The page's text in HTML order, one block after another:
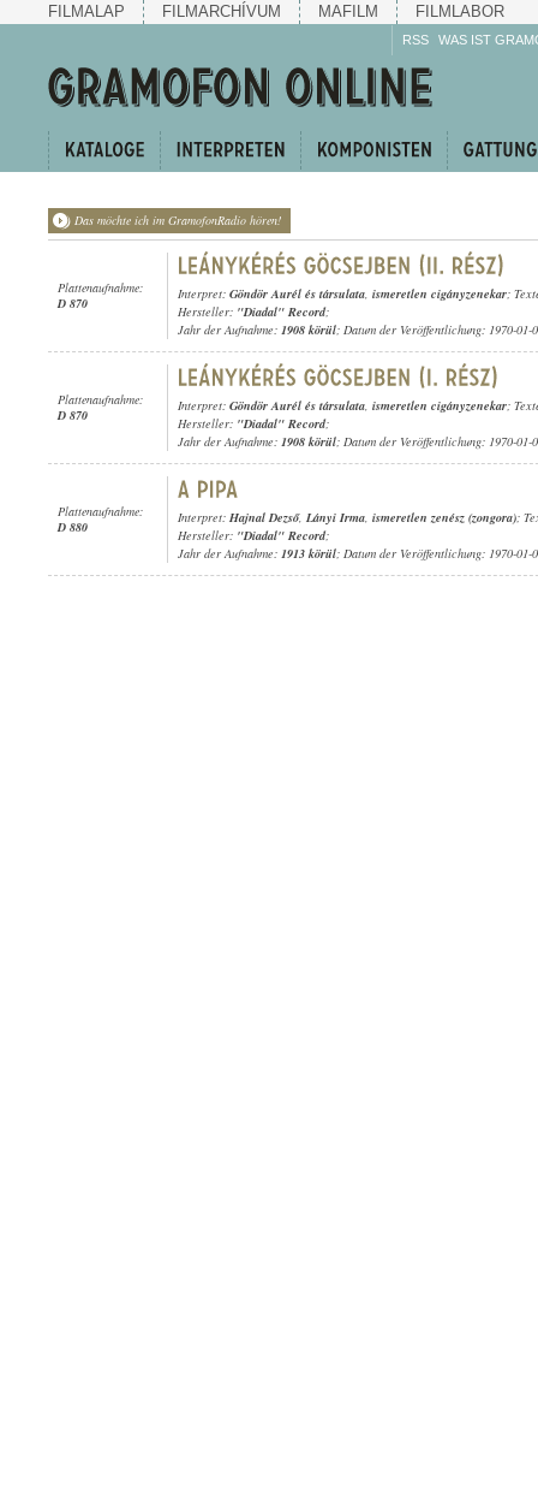
FILMALAP FILMARCHÍVUM MAFILM FILMLABOR
RSS WAS IST
Das möchte ich im GramofonRadio hören!
Plattenaufnahme:
D 870
Interpret: Göndör Aurél és társulata, ismeretlen cigányzenekar;
Hersteller: "Diadal" Record;
Jahr der Aufnahme: 1908 körül; Datum der Veröffentlichung: 1970-01-
Plattenaufnahme:
D 870
Interpret: Göndör Aurél és társulata, ismeretlen cigányzenekar;
Hersteller: "Diadal" Record;
Jahr der Aufnahme: 1908 körül; Datum der Veröffentlichung: 1970-01-
Plattenaufnahme:
D 880
Interpret: Hajnal Dezső, Lányi Irma, ismeretlen zenész (zongora);
Hersteller: "Diadal" Record;
Jahr der Aufnahme: 1913 körül; Datum der Veröffentlichung: 1970-01-